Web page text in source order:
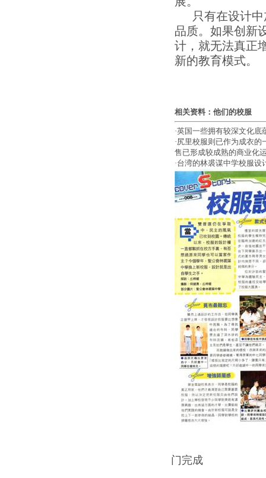
只有在设计中
品质。如果创新
计，就无法真正
新的教育模式。
相关资料：他们的校服
·英国一些拥有较深文化
·尻里校服则已作为成衣
售已形成较成熟的商业化
·台湾的林裘谋中学校服设
门完成